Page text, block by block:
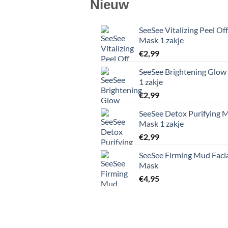
Nieuw
SeeSee Vitalizing Peel Off
Mask 1 zakje
€2,99
SeeSee Brightening
1 zakje
€2,99
SeeSee Detox Purifying
Mask 1 zakje
€2,99
SeeSee Firming Mud
Mask
€4,95